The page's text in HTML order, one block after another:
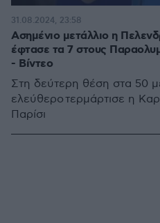
Ασημένιο μετάλλιο η
έφτασε τα 7 στους
- Βίντεο
Στη δεύτερη θέση στα 50
ελεύθερο τερμάρτισε η
Παρίσι
31.08.2024, 23:58